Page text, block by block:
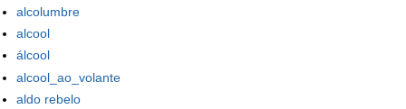
alcolumbre
alcool
álcool
alcool_ao_volante
aldo rebelo